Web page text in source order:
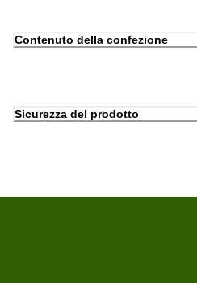
Contenuto della confezione
Sicurezza del prodotto